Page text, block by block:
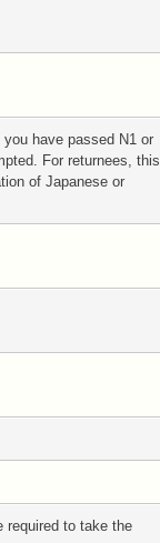
have passed N1 or
For returnees, this
of Japanese or
required to take the